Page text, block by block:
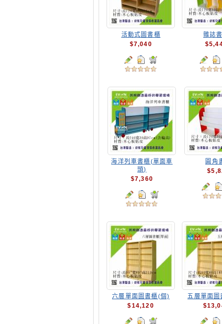
活動式圖書櫃
$7,040
雜誌
海洋列車書櫃(單面車
頭)
$7,360
圓角
六層單面圖書櫃(個)
$14,120
五層單面